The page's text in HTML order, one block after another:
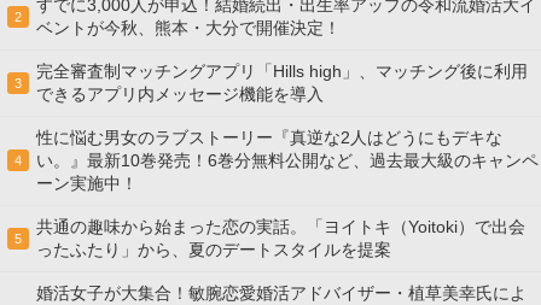
2
すでに3,000人が申込！結婚続出・出生率アップの令和流婚活大イ
ベントが今秋、熊本・大分で開催決定！
3
完全審査制マッチングアプリ「Hills high」、マッチング後に利用
できるアプリ内メッセージ機能を導入
4
性に悩む男女のラブストーリー『真逆な2人はどうにもデキな
い。』最新10巻発売！6巻分無料公開など、過去最大級のキャンペ
ーン実施中！
5
共通の趣味から始まった恋の実話。「ヨイトキ（Yoitoki）で出会
ったふたり」から、夏のデートスタイルを提案
婚活女子が大集合！敏腕恋愛婚活アドバイザー・植草美幸氏によ